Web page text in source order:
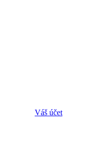
Váš účet